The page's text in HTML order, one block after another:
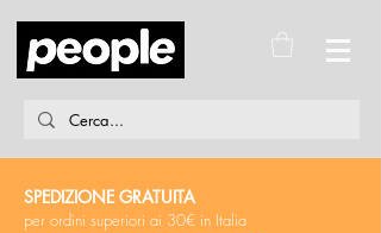
SPEDIZIONE GRATUITA
per ordini superiori ai 30€ in Italia